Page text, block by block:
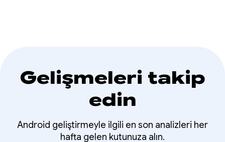
Gelişmeleri takip
edin
Android geliştirmeyle ilgili en son analizleri her
hafta gelen kutunuza alın.